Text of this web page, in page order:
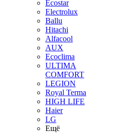
Ecostar
Electrolux
Ballu
Hitachi
Alfacool
AUX
Ecoclima
ULTIMA
COMFORT
LEGION
Royal Terma
HIGH LIFE
Haier
LG
Ещё